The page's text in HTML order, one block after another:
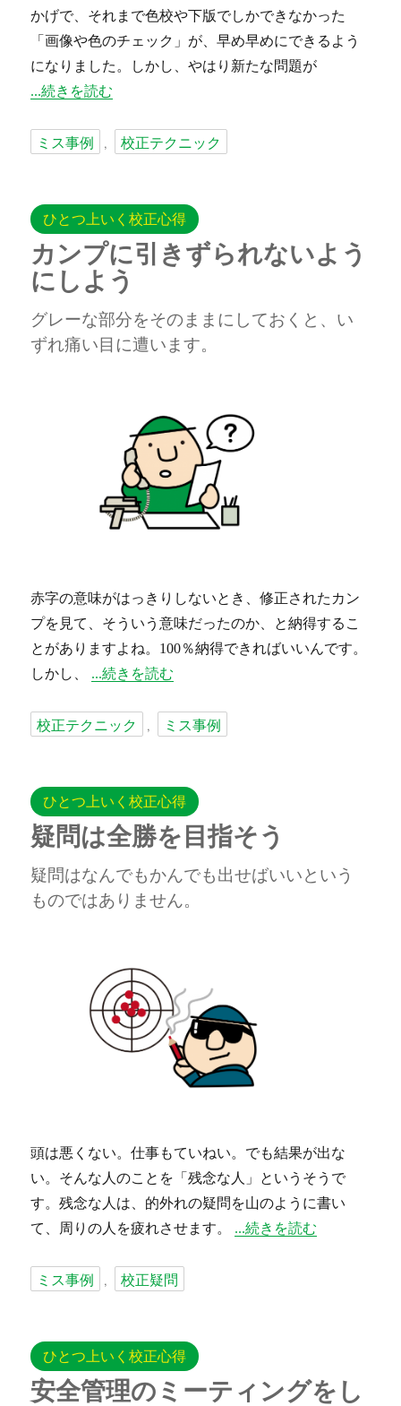
かげで、それまで色校や下版でしかできなかった
「画像や色のチェック」が、早め早めにできるよう
になりました。しかし、やはり新たな問題が
“文字校正は白黒コピーで行おう” の
続きを読む
グ
ミス事例 , 校正テクニック
ひとつ上いく校正心得
カンプに引きずられないよう
にしよう
グレーな部分をそのままにしておくと、い
ずれ痛い目に遭います。
赤字の意味がはっきりしないとき、修正された カン
プを見て、そういう意味だったのか、と納得するこ
とがありますよね。100％納得できればいいんです。
しかし、
“カンプに引きずられないようにしよう” の
続きを読む
タ
グ
校正テクニック , ミス事例
ひとつ上いく校正心得
疑問は全勝を目指そう
疑問はなんでもかんでも出せばいいという
ものではありません。
頭は悪くない。仕事もていねい。でも結果が出な
い。そんな人のことを「残念な人」というそうで
す。残念な人は、的外れの疑問 を山のように書い
て、周りの人を疲れさせます。
“疑問は全勝を目指そう
続きを読む
グ
ミス事例 , 校正疑問
ひとつ上いく校正心得
安全管理のミーティングをし